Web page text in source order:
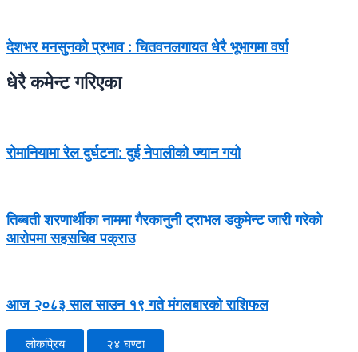
देशभर मनसुनको प्रभाव : चितवनलगायत धेरै भूभागमा वर्षा
धेरै कमेन्ट गरिएका
रोमानियामा रेल दुर्घटना: दुई नेपालीको ज्यान गयो
तिब्बती शरणार्थीका नाममा गैरकानुनी ट्राभल डकुमेन्ट जारी गरेको
आरोपमा सहसचिव पक्राउ
आज २०८३ साल साउन १९ गते मंगलबारको राशिफल
लोकप्रिय २४ घण्टा